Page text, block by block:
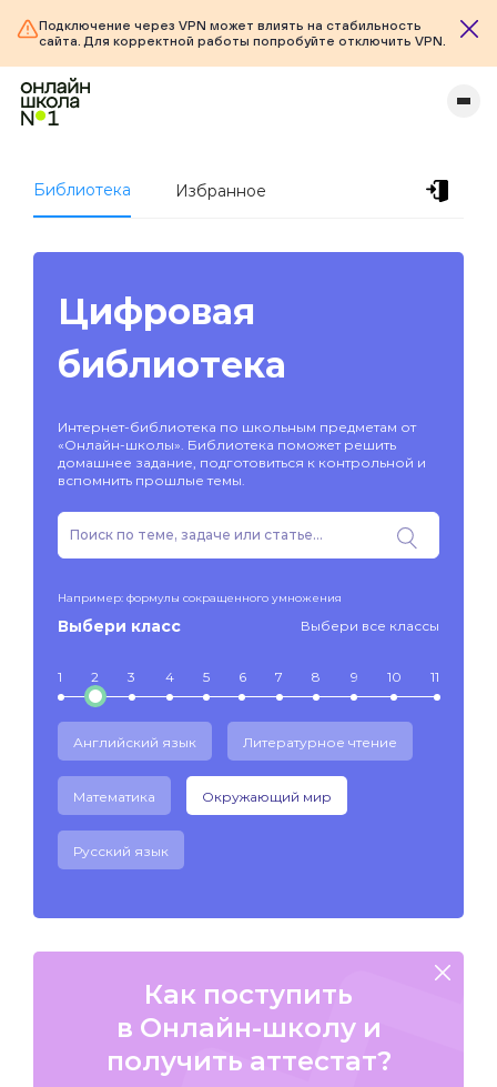
Подключение через VPN может влиять на стабильность
сайта. Для корректной работы попробуйте отключить VPN.
Библиотека Избранное
Цифровая
библиотека
Интернет-библиотека по школьным предметам от
«Онлайн-школы». Библиотека поможет решить
домашнее задание, подготовиться к контрольной и
вспомнить прошлые темы.
Например: формулы сокращенного умножения
Выбери класс Выбери все классы
1 2 3 4 5 6 7 8 9 10 11
Английский язык Литературное чтение
Математика Окружающий мир
Русский язык
Как поступить
в Онлайн-школу и
получить аттестат?